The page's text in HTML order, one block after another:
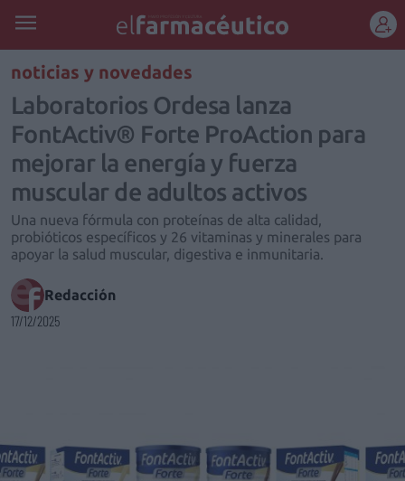
REGÍSTRATE
noticias y novedades
Laboratorios Ordesa lanza
FontActiv® Forte ProAction para
mejorar la energía y fuerza
muscular de adultos activos
Una nueva fórmula con proteínas de alta calidad,
probióticos específicos y 26 vitaminas y minerales para
apoyar la salud muscular, digestiva e inmunitaria.
Redacción
17/12/2025